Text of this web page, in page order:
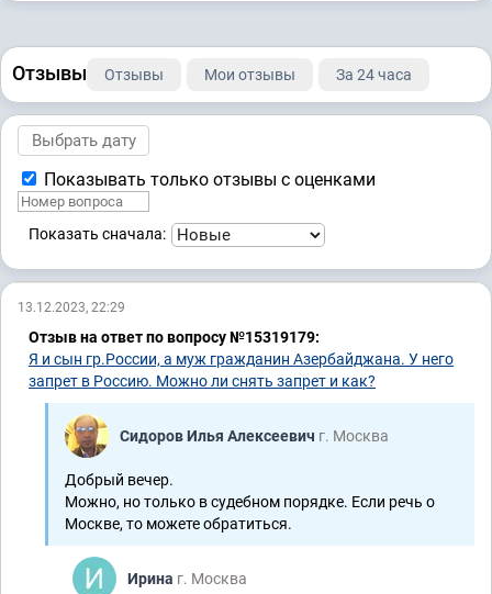
Отзывы Отзывы Мои отзывы За 24 часа
Показывать только отзывы с оценками
Показать сначала:
13.12.2023, 22:29
Отзыв на ответ по вопросу №15319179:
Я и сын гр.России, а муж гражданин Азербайджана. У него
запрет в Россию. Можно ли снять запрет и как?
Сидоров Илья Алексеевич г. Москва
Добрый вечер.
Можно, но только в судебном порядке. Если речь о
Москве, то можете обратиться.
Ирина г. Москва